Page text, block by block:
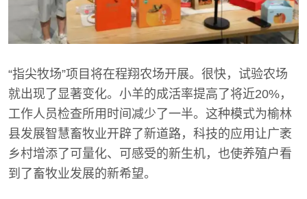
“指尖牧场”项目将在程翔农场开展。很快，试验农场
就出现了显著变化。小羊的成活率提高了将近20%，
工作人员检查所用时间减少了一半。这种模式为榆林
县发展智慧畜牧业开辟了新道路，科技的应用让广袤
乡村增添了可量化、可感受的新生机，也使养殖户看
到了畜牧业发展的新希望。